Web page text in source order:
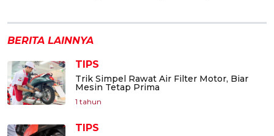
BERITA LAINNYA
TIPS
Trik Simpel Rawat Air Filter Motor, Biar
Mesin Tetap Prima
1 tahun
TIPS